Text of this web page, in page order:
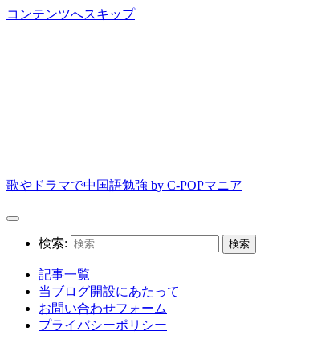
コンテンツへスキップ
歌やドラマで中国語勉強 by C-POPマニア
検索:
記事一覧
当ブログ開設にあたって
お問い合わせフォーム
プライバシーポリシー